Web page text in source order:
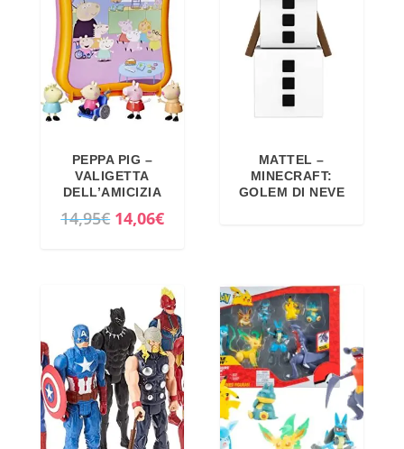
PEPPA PIG –
VALIGETTA
DELL’AMICIZIA
14,95€ I
e
z
z
o
o
r
14,06€I
r
e
z
z
o
a
t
MATTEL –
MINECRAFT:
GOLEM DI NEVE